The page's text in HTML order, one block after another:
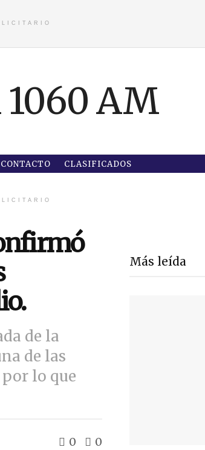
CONTACTO CLASIFICADOS
de la
de las
lo que
0 0
Más leída